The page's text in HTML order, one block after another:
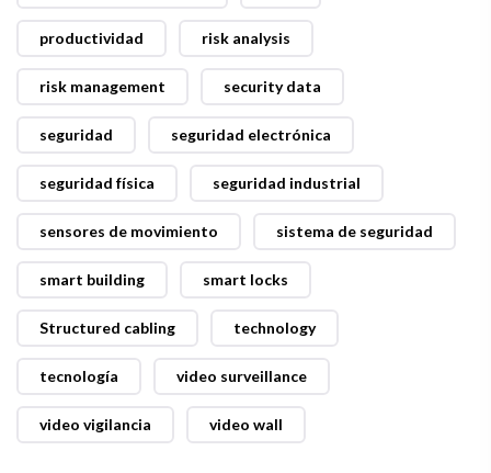
productividad risk analysis
risk management security data
seguridad seguridad electrónica
seguridad física seguridad industrial
sensores de movimiento sistema de seguridad
smart building smart locks
Structured cabling technology
tecnología video surveillance
video vigilancia video wall